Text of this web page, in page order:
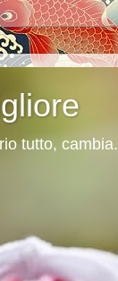
tutto, cambia.